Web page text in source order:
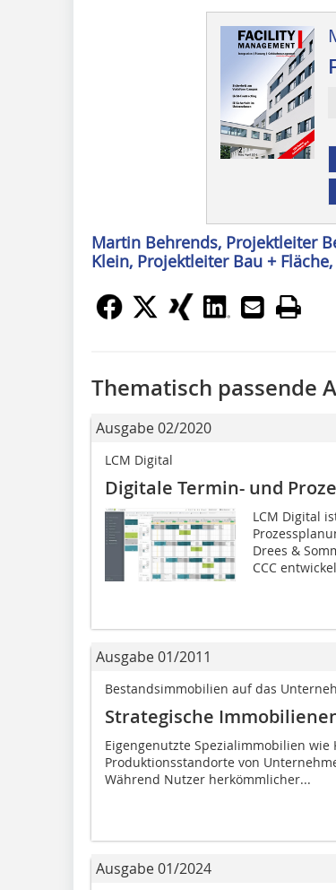
Martin Behrends, Projektleiter
Klein, Projektleiter Bau +
Thematisch passende
Ausgabe 02/2020
LCM Digital
Digitale Termin- und
LCM Digital
Drees &
CCC
Ausgabe 01/2011
Bestandsimmobilien auf das
Strategische
Eigengenutzte Spezialimmobilien
Produktionsstandorte von
Während Nutzer herkömmlicher...
Ausgabe 01/2024